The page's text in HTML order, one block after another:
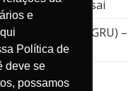
e
Política de
deve se
possamos
de Kansai
Guarulhos (GRU) –